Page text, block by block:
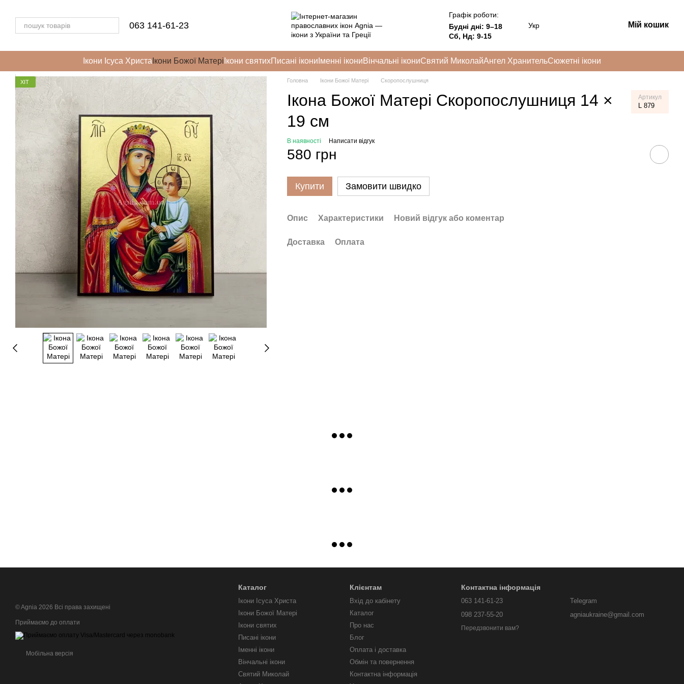
063 141-61-23
Графік роботи:
Будні дні: 9–18
Сб, Нд: 9-15
Укр Мій кошик
Ікони Ісуса Христа Ікони Божої Матері Ікони святихПисані ікони Іменні ікониВінчальні ікониСвятий МиколайАнгел ХранительСюжетні ікони
ХІТ Головна Ікони Божої Матері Скоропослушниця
Ікона Божої Матері Скоропослушниця 14 ×
19 см
Артикул
L 879
В наявності Написати відгук
580 грн
Купити Замовити швидко
Опис Характеристики Новий відгук або коментар
Доставка Оплата
© Agnia 2026 Всі права захищені
Приймаємо до оплати
Мобільна версія
Каталог
Ікони Ісуса Христа
Ікони Божої Матері
Ікони святих
Писані ікони
Іменні ікони
Вінчальні ікони
Святий Миколай
Клієнтам
Вхід до кабінету
Каталог
Про нас
Блог
Оплата і доставка
Обмін та повернення
Контактна інформація
Контактна інформація
063 141-61-23
098 237-55-20
Передзвонити вам?
Telegram
agniaukraine@gmail.com